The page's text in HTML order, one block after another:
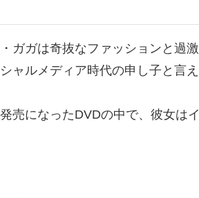
ガガは奇抜なファッションと過
ャルメディア時代の申し子と言え
売になったDVDの中で、彼女は